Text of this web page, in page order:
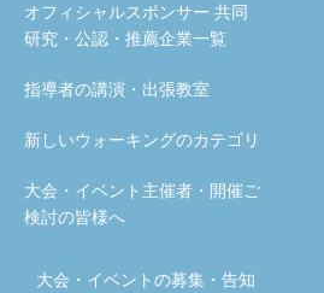
オフィシャルスポンサー 共同
研究・公認・推薦企業一覧
指導者の講演・出張教室
新しいウォーキングのカテゴリ
大会・イベント主催者・開催ご
検討の皆様へ
大会・イベントの募集・告知